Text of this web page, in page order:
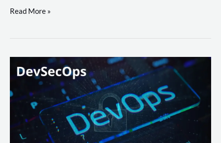
workflows
teste
palyer
Lance
Rural
Read More »